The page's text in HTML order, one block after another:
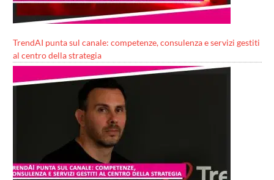
TrendAI punta sul canale: competenze, consulenza e servizi gestiti
al centro della strategia